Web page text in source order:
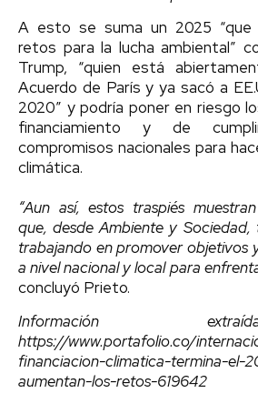
A esto se suma un 2025 “que
retos para la lucha ambiental”
Trump, “quien está
Acuerdo de París y ya sacó a
2020” y podría poner en riesgo
financiamiento y de
compromisos nacionales para
climática.
“Aun así, estos traspiés
que, desde Ambiente y Sociedad,
trabajando en promover objetivos
a nivel nacional y local para
concluyó Prieto.
Información
https://www.portafolio.co/
financiacion-climatica-termina-el-
aumentan-los-retos-619642